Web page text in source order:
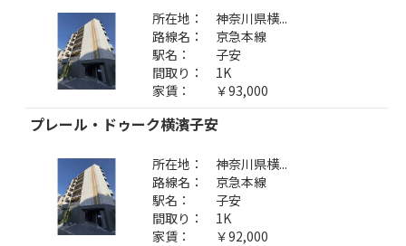
所在地：
神奈川県横...
路線名：
京急本線
駅名：
子安
間取り：
1K
家賃：
￥93,000
プレール・ドゥーク横濱子安
所在地：
神奈川県横...
路線名：
京急本線
駅名：
子安
間取り：
1K
家賃：
￥92,000